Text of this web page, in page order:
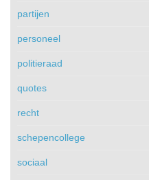
partijen
personeel
politieraad
quotes
recht
schepencollege
sociaal